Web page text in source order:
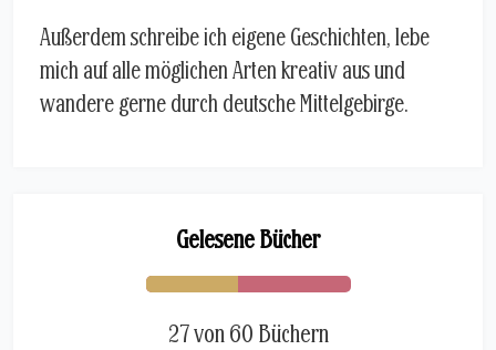
Außerdem schreibe ich eigene Geschichten, lebe
mich auf alle möglichen Arten kreativ aus und
wandere gerne durch deutsche Mittelgebirge.
Gelesene Bücher
27 von 60 Büchern